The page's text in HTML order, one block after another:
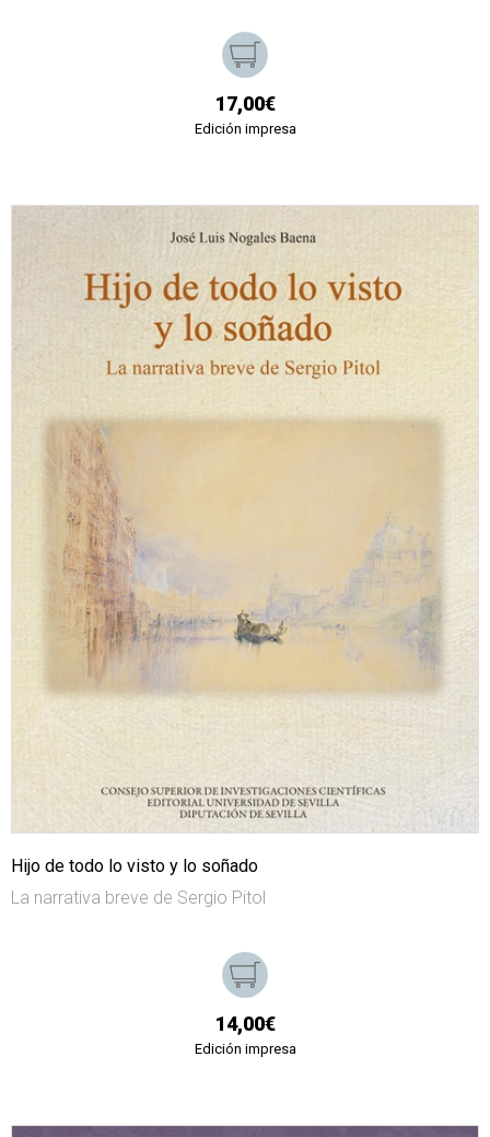
17,00€
Edición impresa
Hijo de todo lo visto y lo soñado
La narrativa breve de Sergio Pitol
14,00€
Edición impresa